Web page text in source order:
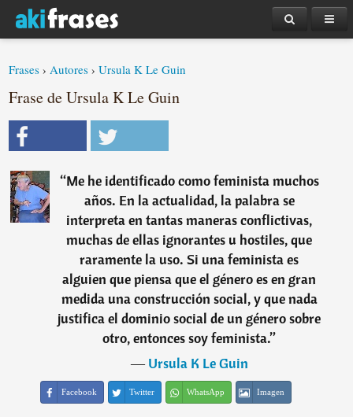
Frases ›Autores ›Ursula K Le Guin
Frase de Ursula K Le Guin
“Me he identificado como feminista muchos
años. En la actualidad, la palabra se
interpreta en tantas maneras conflictivas,
muchas de ellas ignorantes u hostiles, que
raramente la uso. Si una feminista es
alguien que piensa que el género es en gran
medida una construcción social, y que nada
justifica el dominio social de un género sobre
otro, entonces soy feminista.”
―Ursula K Le Guin
Facebook Twitter WhatsApp Imagen